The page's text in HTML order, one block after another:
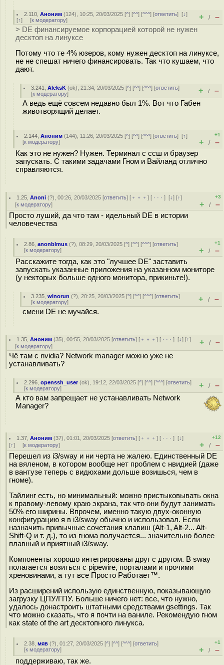
2.110 ,Аноним (124), 10:25, 20/03/2025 [^] [^^] [^^^] [ответить][↓]
[↑] [к модератору] + / –
> DE финансируемое корпорацией которой не нужен
десктоп на линуксе
Потому что те 4% юзеров, кому нужен десктоп на линуксе,
не не спешат ничего финансировать. Так что кушаем, что
дают.
3.241 ,AleksK (ok), 21:34, 20/03/2025 [^] [^^] [^^^] [ответить]
[к модератору] + / –
А ведь ещё совсем недавно был 1%. Вот что Габен
животворящий делает.
2.144 ,Аноним (144), 11:26, 20/03/2025 [^] [^^] [^^^] [ответить][↑]
[к модератору]
+1
+ / –
Как это не нужен? Нужен. Терминал с ссш и браузер
запускать. С такими задачами Гном и Вайланд отлично
справляются.
1.25 ,Anoni (?), 00:26, 20/03/2025 [ответить] [ ﹢﹢﹢] [ · · ·][↓] [↑]
[к модератору]
+3
+ / –
Просто луший, да что там - идельный DE в истории
человечества
2.86 ,anonblmus (?), 08:29, 20/03/2025 [^] [^^] [^^^] [ответить]
[к модератору]
+1
+ / –
Расскажите тогда, как это "лучшее DE" заставить
запускать указанные приложения на указанном мониторе
(у некторых больше одного монитора, прикиньте!).
3.235 ,winorun (?), 20:25, 20/03/2025 [^] [^^] [^^^] [ответить]
[к модератору] + / –
смени DE не мучайся.
1.35 ,Аноним (35), 00:55, 20/03/2025 [ответить] [ ﹢﹢﹢] [ · · ·][↓] [↑]
[к модератору] + / –
Чё там с nvidia? Network manager можно уже не
устанавливать?
2.296 ,openssh_user(ok), 19:12, 22/03/2025 [^] [^^] [^^^] [ответить]
[к модератору] + / –
А кто вам запрещает не устанавливать Network
Manager?
1.37 ,Аноним (37), 01:01, 20/03/2025 [ответить] [ ﹢﹢﹢] [ · · ·][↓]
[↑] [к модератору]
+12
+ / –
Перешел из i3/sway и ни черта не жалею. Единственный DE
на вяленом, в котором вообще нет проблем с нвидией (даже
в вантузе теперь с видюхами дольше возишься, чем в
гноме).
Тайлинг есть, но минимальный: можно пристыковывать окна
к правому-левому краю экрана, так что они будут занимать
50% его ширины. Впрочем, именно такую двух-оконную
конфигурацию я в i3/sway обычно и использовал. Если
назначить привычные сочетания клавиш (Alt-1, Alt-2... Alt-
Shift-Q и т. д.), то из гнома получается... значительно более
плавный и приятный i3/sway.
Компоненты хорошо интегрированы друг с другом. В sway
полагается возиться с pipewire, порталами и прочими
хреновинами, а тут все Просто Работает™.
Из расширений использую единственную, показывающую
загрузку ЦПУ/ГПУ. Больше ничего нет: все, что нужно,
удалось донастроить штатными средствами gsettings. Так
что можно сказать, что я почти на ваниле. Рекомендую гном
как state of the art десктопного линукса.
2.38 ,мяв (?), 01:27, 20/03/2025 [^] [^^] [^^^] [ответить]
[к модератору]
+1
+ / –
поддерживаю, так же.